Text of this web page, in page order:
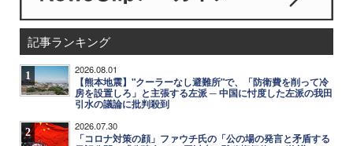
記事ランキング
1 2026.08.01
【熊本地震】"クーラーなし避難所"で、「防衛費を削って冷
房を設置しろ」と主張する左派 ─ 中国に忖度した左派の我田
引水の議論に批判殺到
2 2026.07.30
「コロナ対策の顔」ファウチ氏の「公の場の発言と矛盾する